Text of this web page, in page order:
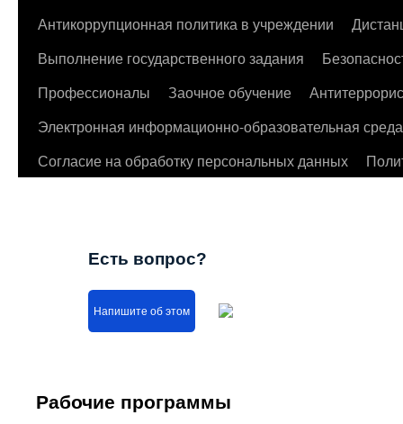
содержимому
Антикоррупционная политика в учреждении
Выполнение государственного задания
Профессионалы
Заочное обучение
Электронная информационно-образовательная среда
Согласие на обработку персональных данных
Есть вопрос?
Напишите об этом
Рабочие программы